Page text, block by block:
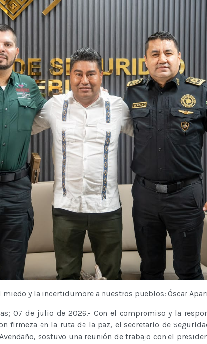
miedo y la incertidumbre a nuestros pueblos: Óscar
07 de julio de 2026.- Con el compromiso y la
firmeza en la ruta de la paz, el secretario de
sostuvo una reunión de trabajo con el